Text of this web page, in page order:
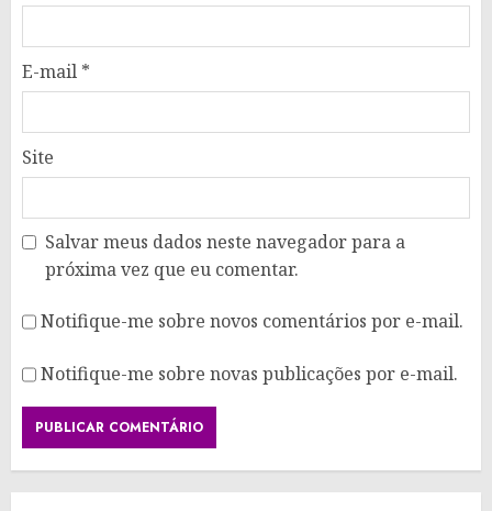
E-mail *
Site
Salvar meus dados neste navegador para a
próxima vez que eu comentar.
Notifique-me sobre novos comentários por e-mail.
Notifique-me sobre novas publicações por e-mail.